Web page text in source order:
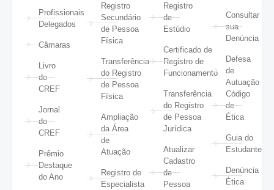
Profissionais
Delegados
Câmaras
Livro
do
CREF
Jornal
do
CREF
Prêmio
Destaque
do Ano
Registro
Secundário
de Pessoa
Física
Transferência
do Registro
de Pessoa
Física
Ampliação
da Área
de
Atuação
Registro de
Especialista
Registro
de
Estúdio
Certificado de
Registro de
Funcionamento
Transferência
do Registro
de Pessoa
Jurídica
Atualizar
Cadastro
de
Pessoa
Consultar
sua
Denúncia
Defesa
de
Autuação
Código
de
Ética
Guia do
Estudante
Denúncia
Ética